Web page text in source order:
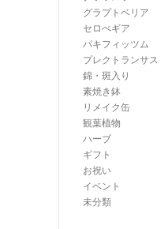
グラプトベリア
セロぺギア
パキフィッツム
プレクトランサス
錦・斑入り
素焼き鉢
リメイク缶
観葉植物
ハーブ
ギフト
お祝い
イベント
未分類